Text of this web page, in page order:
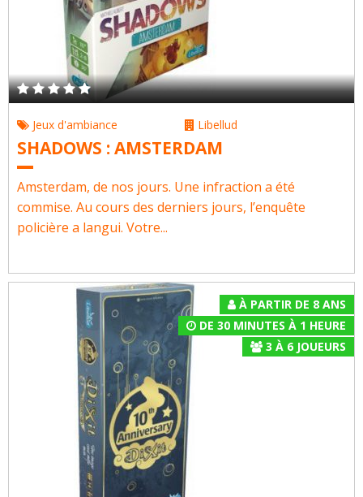
Jeux d'ambiance Libellud
SHADOWS : AMSTERDAM
Amsterdam, de nos jours. Une infraction a été
commise. Au cours des derniers jours, l’enquête
policière a langui. Votre...
À PARTIR DE 8 ANS
DE 30 MINUTES À 1 HEURE
3 À 6JOUEURS